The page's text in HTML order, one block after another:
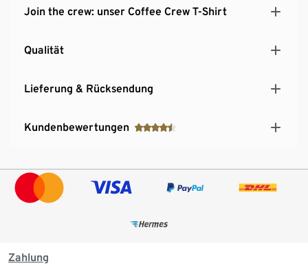
Join the crew: unser Coffee Crew T-Shirt
Qualität
Lieferung & Rücksendung
Kundenbewertungen
Zahlung